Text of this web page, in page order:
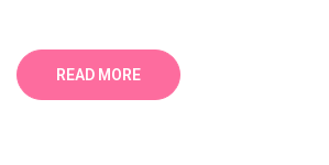
READ MORE